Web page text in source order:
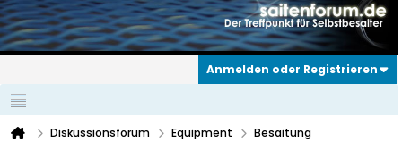
Anmelden oder Registrieren
Diskussionsforum Equipment
Besaitung